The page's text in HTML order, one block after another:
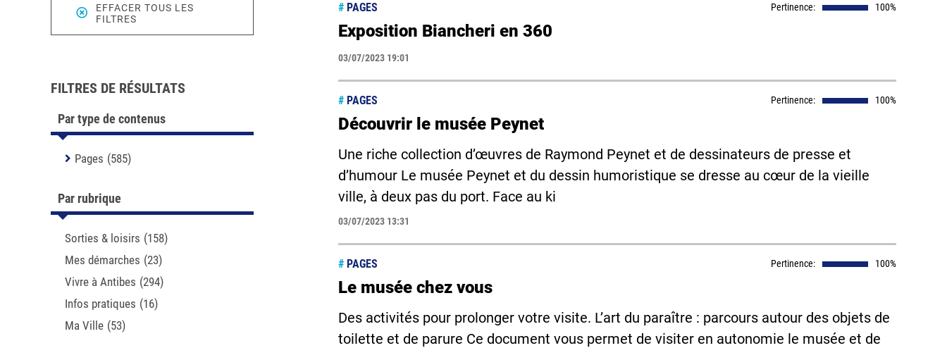
# PAGES Pertinence: 100%
Exposition Biancheri en 360
03/07/2023 19:01
# PAGES Pertinence: 100%
Découvrir le musée Peynet
Une riche collection d’œuvres de Raymond Peynet et de dessinateurs de presse et
d’humour Le musée Peynet et du dessin humoristique se dresse au cœur de la vieille
ville, à deux pas du port. Face au ki
03/07/2023 13:31
# PAGES Pertinence: 100%
Le musée chez vous
Des activités pour prolonger votre visite. L’art du paraître : parcours autour des objets de
toilette et de parure Ce document vous permet de visiter en autonomie le musée et de
EFFACER TOUS LES
FILTRES
FILTRES DE RÉSULTATS
Par type de contenus
Pages (585)
Par rubrique
Sorties & loisirs (158)
Mes démarches (23)
Vivre à Antibes (294)
Infos pratiques (16)
Ma Ville (53)